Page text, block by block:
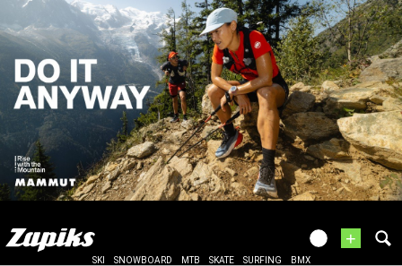
+
SKI SNOWBOARD MTB SKATE SURFING BMX